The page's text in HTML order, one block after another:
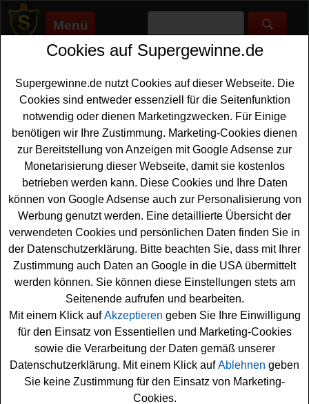
Menü
Supergewinne.de>Gewinnspiele>Freikarten Gewinnspiele
Anzeige:
Anzeige:
Weinkauff Getränke Gewinnspiel -
Skipass gewinnen
Ein kostenloses Weinkauff Getränke Gewinnspiel für alle
Gewinner, die gern einenSkipass gewinnenmöchten.
Weinkauff Getränke und Erdinger verlosen 15x2 Tages-
Skipässe für das Skigebiet Oberjoch. Mit etwas Glück
können Sie für das perfekt Wintervergnügen gleich den
Skipass gewinnen.
Falls Sie bei dem Weinkauff Getränke Gewinnspiel
kostenlos mitmachen möchten, müssen Sie nur kurz das
kleine Formular ausfüllen und können sich damit Ihre
Gewinnchance sichern. Vielleicht haben Sie ja Glück?
Cookies auf Supergewinne.de
Supergewinne.de nutzt Cookies auf dieser Webseite. Die
Cookies sind entweder essenziell für die Seitenfunktion
notwendig oder dienen Marketingzwecken. Für Einige
benötigen wir Ihre Zustimmung. Marketing-Cookies dienen
zur Bereitstellung von Anzeigen mit Google Adsense zur
Monetarisierung dieser Webseite, damit sie kostenlos
betrieben werden kann. Diese Cookies und Ihre Daten
können von Google Adsense auch zur Personalisierung von
Werbung genutzt werden. Eine detaillierte Übersicht der
verwendeten Cookies und persönlichen Daten finden Sie in
der Datenschutzerklärung. Bitte beachten Sie, dass mit Ihrer
Zustimmung auch Daten an Google in die USA übermittelt
werden können. Sie können diese Einstellungen stets am
Seitenende aufrufen und bearbeiten.
Mit einem Klick aufAkzeptieren geben Sie Ihre Einwilligung
für den Einsatz von Essentiellen und Marketing-Cookies
sowie die Verarbeitung der Daten gemäß unserer
Datenschutzerklärung. Mit einem Klick aufAblehnen geben
Sie keine Zustimmung für den Einsatz von Marketing-
Cookies.